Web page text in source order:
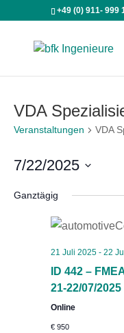
+49 (0) 911- 999
VDA
Veranstaltungen VDA
7/22/2025
wählen.
Ganztägig
21 Juli 2025- 22
ID 442 –
21-22/07/2025
Online
€ 950